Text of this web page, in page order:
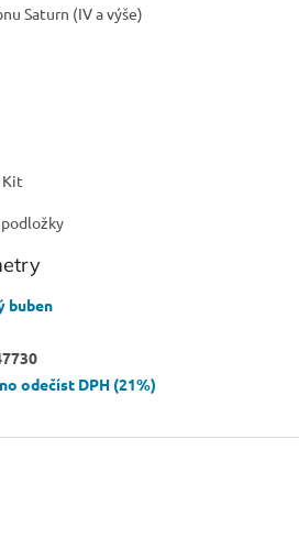
Saturn (IV a výše)
Kit
buben
odečíst DPH (21%)